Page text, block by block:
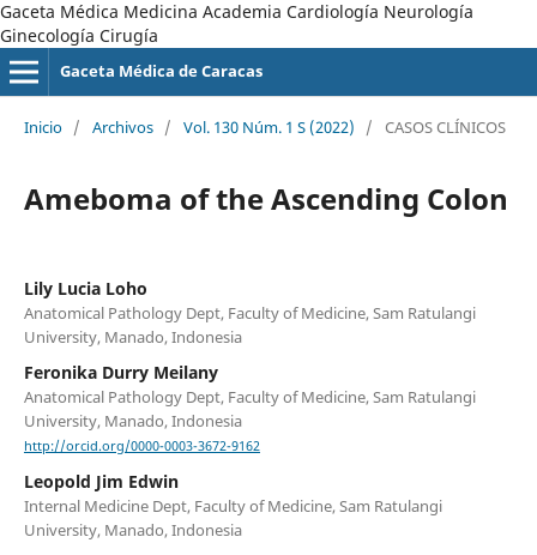
Gaceta Médica Medicina Academia Cardiología Neurología
Ginecología Cirugía
Gaceta Médica de Caracas
Inicio / Archivos / Vol. 130 Núm. 1 S (2022) / CASOS CLÍNICOS
Ameboma of the Ascending Colon
Lily Lucia Loho
Anatomical Pathology Dept, Faculty of Medicine, Sam Ratulangi
University, Manado, Indonesia
Feronika Durry Meilany
Anatomical Pathology Dept, Faculty of Medicine, Sam Ratulangi
University, Manado, Indonesia
http://orcid.org/0000-0003-3672-9162
Leopold Jim Edwin
Internal Medicine Dept, Faculty of Medicine, Sam Ratulangi
University, Manado, Indonesia